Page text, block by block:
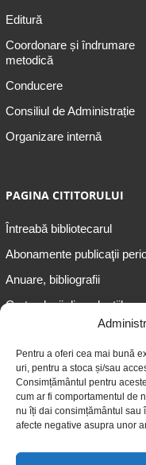
Pentru a oferi cea mai bună
uri, pentru a stoca și/sau
Consimțământul pentru
cum ar fi comportamentul de
nu îți dai consimțământul sau
afecte negative asupra unor
Editură
Coordonare și îndrumare
metodică
Conducere
Consiliul de Administrație
Organizare internă
PAGINA CITITORULUI
Întreabă bibliotecarul
Abonamente publicaţii
Anuare, bibliografii
Cartea lunii din colecțiile
Informații pentru
Informații pentru adulți
Informații pentru seniori